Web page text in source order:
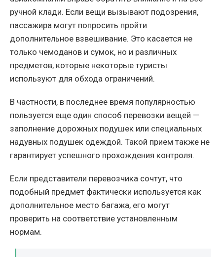
ручной клади. Если вещи вызывают подозрения,
пассажира могут попросить пройти
дополнительное взвешивание. Это касается не
только чемоданов и сумок, но и различных
предметов, которые некоторые туристы
используют для обхода ограничений.
В частности, в последнее время популярностью
пользуется еще один способ перевозки вещей —
заполнение дорожных подушек или специальных
надувных подушек одеждой. Такой прием также не
гарантирует успешного прохождения контроля.
Если представители перевозчика сочтут, что
подобный предмет фактически используется как
дополнительное место багажа, его могут
проверить на соответствие установленным
нормам.